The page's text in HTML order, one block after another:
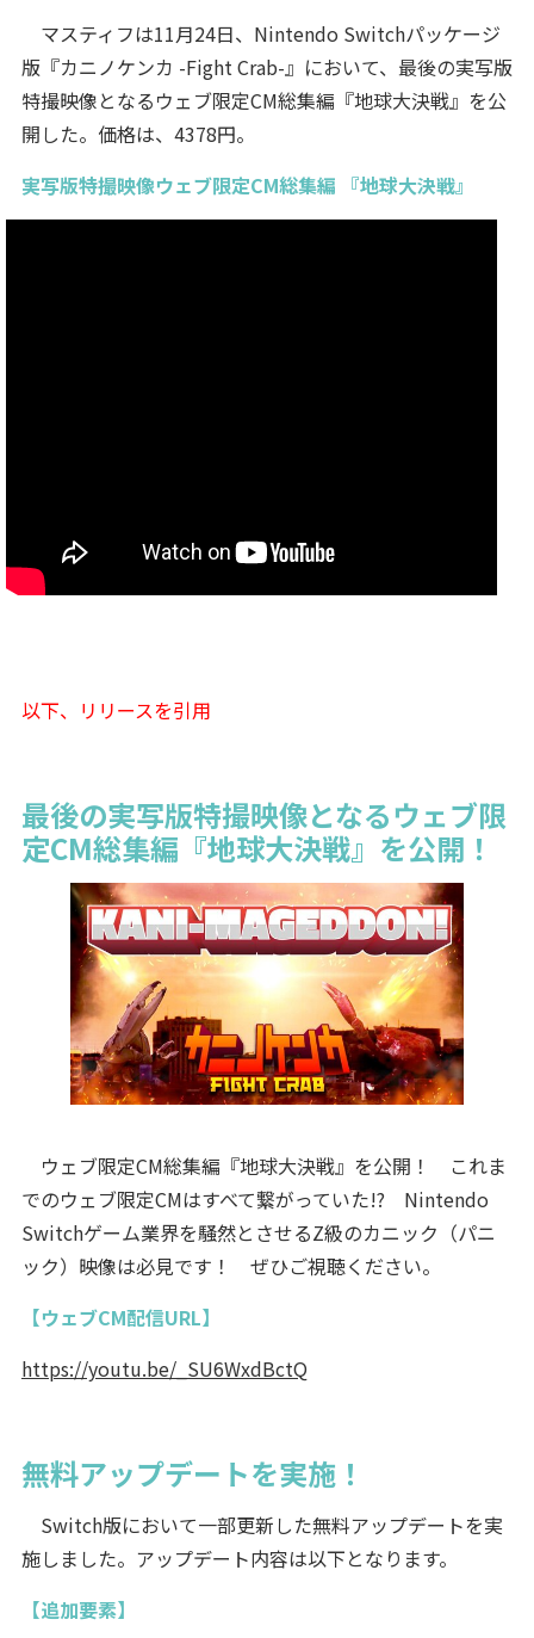
マスティフは11月24日、Nintendo Switchパッケージ
版『カニノケンカ -Fight Crab-』において、最後の実写版
特撮映像となるウェブ限定CM総集編『地球大決戦』を公
開した。価格は、4378円。
実写版特撮映像ウェブ限定CM総集編 『地球大決戦』
以下、リリースを引用
最後の実写版特撮映像となるウェブ限
定CM総集編『地球大決戦』を公開！
ウェブ限定CM総集編『地球大決戦』を公開！ これま
でのウェブ限定CMはすべて繋がっていた!? Nintendo
Switchゲーム業界を騒然とさせるZ級のカニック（パニ
ック）映像は必見です！ ぜひご視聴ください。
【ウェブCM配信URL】
https://youtu.be/_SU6WxdBctQ
無料アップデートを実施！
Switch版において一部更新した無料アップデートを実
施しました。アップデート内容は以下となります。
【追加要素】